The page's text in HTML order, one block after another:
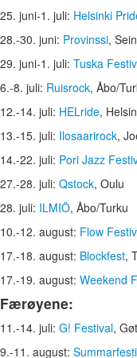
25. juni-1. juli: Helsinki
28.-30. juni: Provinssi,
29. juni-1. juli: Tuska
6.-8. juli: Ruisrock, Åbo/
12.-14. juli: HELride,
13.-15. juli: Ilosaarirock,
14.-22. juli: Pori Jazz
27.-28. juli: Qstock, Oulu
28. juli: ILMIÖ, Åbo/Turku
10.-12. august: Flow
17.-18. august: Blockfest,
17.-19. august: Weekend
Færøyene:
11.-14. juli: G! Festival,
9.-11. august: